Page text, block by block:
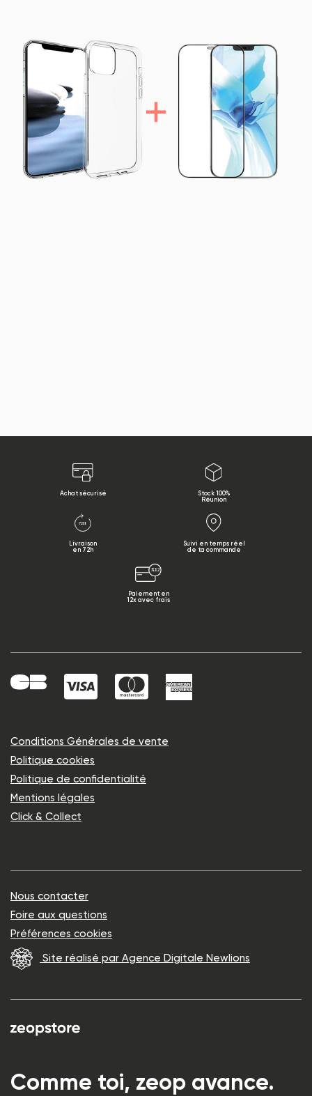
Achat sécurisé
Stock 100%
Réunion
Livraison
en 72h
Suivi en temps réel
de ta commande
Paiement en
12x avec frais
Comme toi, zeop avance.
Conditions Générales de vente
Politique cookies
Politique de confidentialité
Mentions légales
Click & Collect
Nous contacter
Foire aux questions
Préférences cookies
Site réalisé par Agence Digitale Newlions